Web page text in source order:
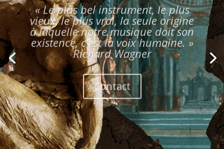
« Le plus bel instrument, le plus
vieux, le plus vrai, la seule origine
à laquelle notre musique doit son
existence, c’est la voix humaine. »
Richard Wagner
Contact